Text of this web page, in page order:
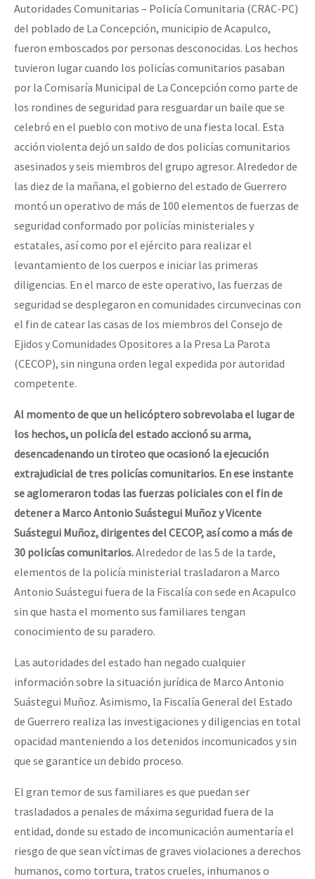
Autoridades Comunitarias – Policía Comunitaria (CRAC-PC)
del poblado de La Concepción, municipio de Acapulco,
fueron emboscados por personas desconocidas. Los hechos
tuvieron lugar cuando los policías comunitarios pasaban
por la Comisaría Municipal de La Concepción como parte de
los rondines de seguridad para resguardar un baile que se
celebró en el pueblo con motivo de una fiesta local. Esta
acción violenta dejó un saldo de dos policías comunitarios
asesinados y seis miembros del grupo agresor. Alrededor de
las diez de la mañana, el gobierno del estado de Guerrero
montó un operativo de más de 100 elementos de fuerzas de
seguridad conformado por policías ministeriales y
estatales, así como por el ejército para realizar el
levantamiento de los cuerpos e iniciar las primeras
diligencias. En el marco de este operativo, las fuerzas de
seguridad se desplegaron en comunidades circunvecinas con
el fin de catear las casas de los miembros del Consejo de
Ejidos y Comunidades Opositores a la Presa La Parota
(CECOP), sin ninguna orden legal expedida por autoridad
competente.
Al momento de que un helicóptero sobrevolaba el lugar de
los hechos, un policía del estado accionó su arma,
desencadenando un tiroteo que ocasionó la ejecución
extrajudicial de tres policías comunitarios. En ese instante
se aglomeraron todas las fuerzas policiales con el fin de
detener a Marco Antonio Suástegui Muñoz y Vicente
Suástegui Muñoz, dirigentes del CECOP, así como a más de
30 policías comunitarios.Alrededor de las 5 de la tarde,
elementos de la policía ministerial trasladaron a Marco
Antonio Suástegui fuera de la Fiscalía con sede en Acapulco
sin que hasta el momento sus familiares tengan
conocimiento de su paradero.
Las autoridades del estado han negado cualquier
información sobre la situación jurídica de Marco Antonio
Suástegui Muñoz. Asimismo, la Fiscalía General del Estado
de Guerrero realiza las investigaciones y diligencias en total
opacidad manteniendo a los detenidos incomunicados y sin
que se garantice un debido proceso.
El gran temor de sus familiares es que puedan ser
trasladados a penales de máxima seguridad fuera de la
entidad, donde su estado de incomunicación aumentaría el
riesgo de que sean víctimas de graves violaciones a derechos
humanos, como tortura, tratos crueles, inhumanos o